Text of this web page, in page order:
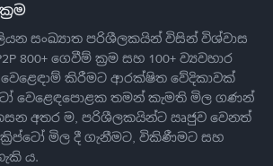
සංඛ්‍යාත පරිශීලකයින් විසින් විශ්වාස
800+ ගෙවීම් ක්‍රම සහ 100+ ව්‍යවහාර
කිරීමට ආරක්ෂිත වේදිකාවක්
වෙළෙඳපොළක තමන් කැමති මිල ගණන්
අතර ම, පරිශීලකයින්ට ඍජුව වෙනත්
මිල දී ගැනීමට, විකිණීමට සහ
ය.